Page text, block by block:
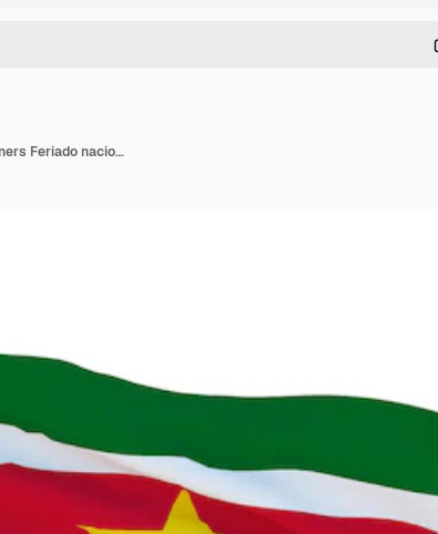
Bandeira nacional do Suriname Fundo para editores e designers Feriado nacional